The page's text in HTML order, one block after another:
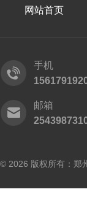
网站首页
手机
邮箱
© 2026 版权所有：郑